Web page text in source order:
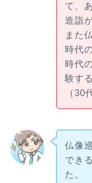
て、
造詣
また
時代
時代
験す
（30
仏像
でき
た。